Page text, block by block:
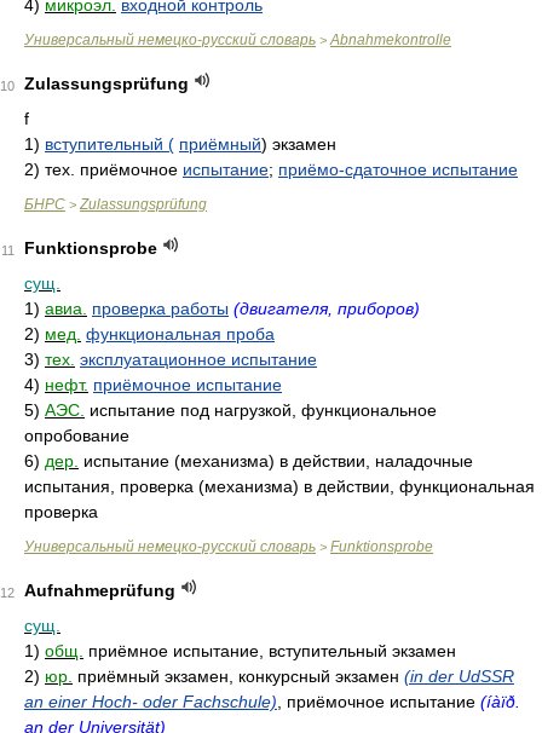
4) микроэл. входной контроль
Универсальный немецко-русский словарь > Abnahmekontrolle
10
Zulassungsprüfung
f
1) вступительный ( приёмный) экзамен
2) тех. приёмочное испытание; приёмо-сдаточное испытание
БНРС > Zulassungsprüfung
11
Funktionsprobe
сущ.
1) авиа. проверка работы (двигателя, приборов)
2) мед. функциональная проба
3) тех. эксплуатационное испытание
4) нефт. приёмочное испытание
5) АЭС. испытание под нагрузкой, функциональное
опробование
6) дер. испытание (механизма) в действии, наладочные
испытания, проверка (механизма) в действии, функциональная
проверка
Универсальный немецко-русский словарь > Funktionsprobe
12
Aufnahmeprüfung
сущ.
1) общ.
приёмное испытание, вступительный экзамен
2) юр. приёмный экзамен, конкурсный экзамен (in der UdSSR
an einer Hoch- oder Fachschule) , приёмочное испытание (íàïð.
an der Universität)